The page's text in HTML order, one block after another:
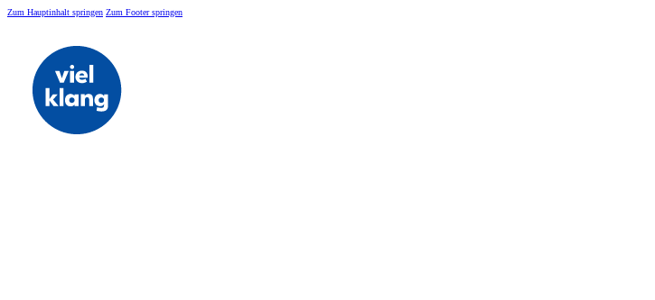
Zum Hauptinhalt springen Zum Footer springen